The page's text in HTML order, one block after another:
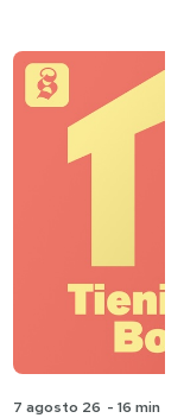
7 agosto 26 - 16 min